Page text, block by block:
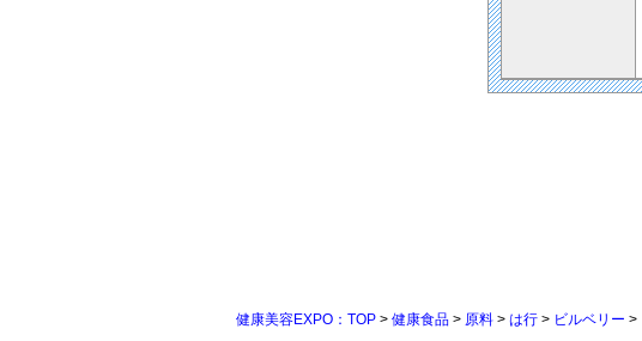
健康美容EXPO：TOP > 健康食品 > 原料 > は行 > ビルベリー >